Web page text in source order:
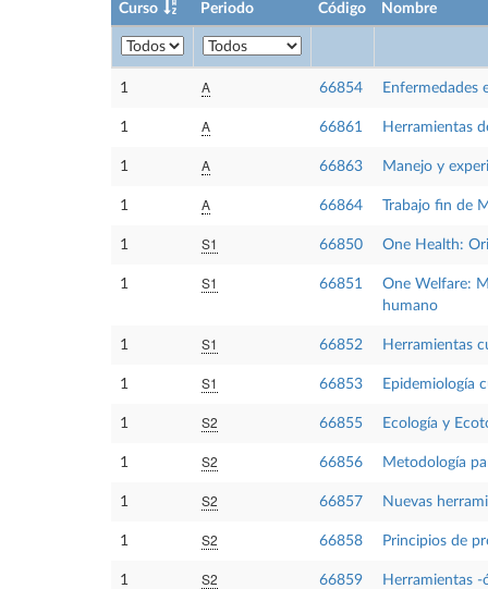
Curso Periodo Código Nombre
1 A 66854 Enfermedades
1 A 66861 Herramientas
1 A 66863 Manejo y
1 A 66864 Trabajo fin de
1 S1 66850 One Health:
1 S1 66851
One Welfare:
humano
1 S1 66852 Herramientas
1 S1 66853 Epidemiología
1 S2 66855 Ecología y
1 S2 66856 Metodología
1 S2 66857 Nuevas
1 S2 66858 Principios de
1 S2 66859 Herramientas -